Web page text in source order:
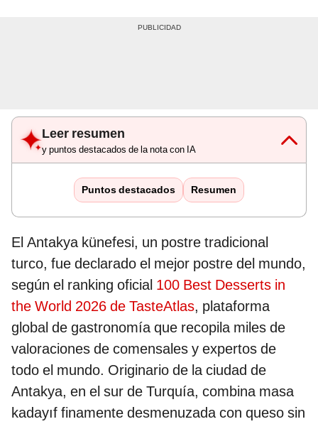
Leer resumen
y puntos destacados de la nota con IA
Puntos destacados Resumen
El Antakya künefesi, un postre tradicional
turco, fue declarado el mejor postre del mundo,
según el ranking oficial 100 Best Desserts in
the World 2026 de TasteAtlas, plataforma
global de gastronomía que recopila miles de
valoraciones de comensales y expertos de
todo el mundo. Originario de la ciudad de
Antakya, en el sur de Turquía, combina masa
kadayıf finamente desmenuzada con queso sin